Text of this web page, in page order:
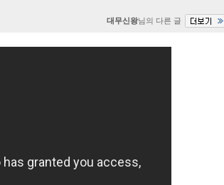
대무신왕님의 다른 글